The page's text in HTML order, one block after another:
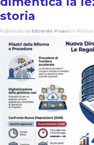
storia
Pubblicato da Edoardo Pisani in